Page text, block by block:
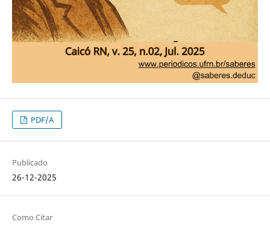
PDF/A
Publicado
26-12-2025
Como Citar